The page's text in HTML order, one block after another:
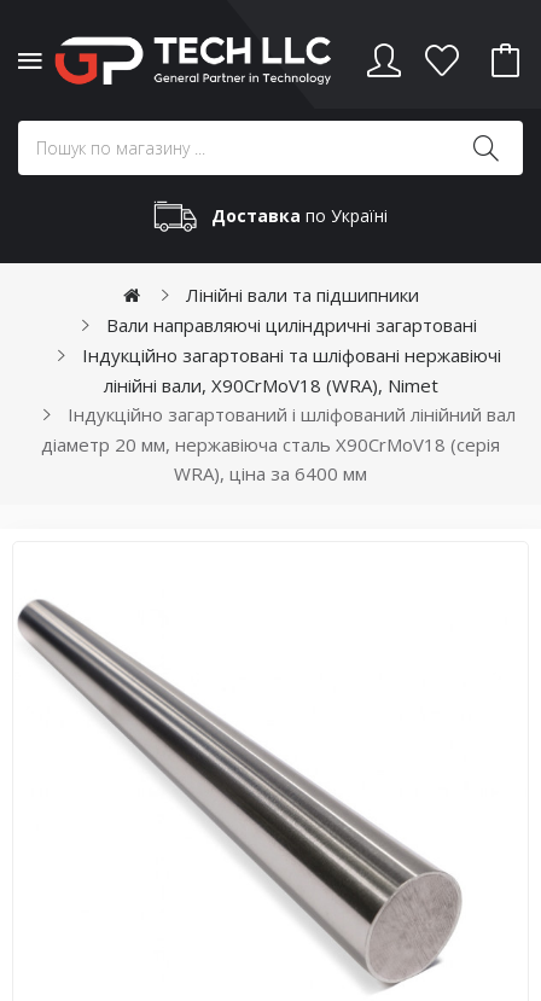
Доставка по Україні
Лінійні вали та підшипники
Вали направляючі циліндричні загартовані
Індукційно загартовані та шліфовані нержавіючі
лінійні вали, X90CrMoV18 (WRA), Nimet
Індукційно загартований і шліфований лінійний вал
діаметр 20 мм, нержавіюча сталь X90CrMoV18 (серія
WRA), ціна за 6400 мм